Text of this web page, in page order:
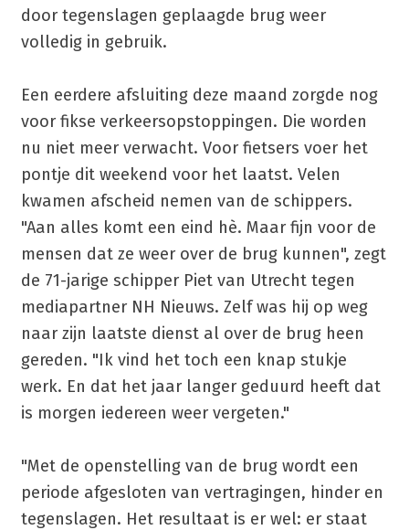
door tegenslagen geplaagde brug weer
volledig in gebruik.
Een eerdere afsluiting deze maand zorgde nog
voor fikse verkeersopstoppingen. Die worden
nu niet meer verwacht. Voor fietsers voer het
pontje dit weekend voor het laatst. Velen
kwamen afscheid nemen van de schippers.
"Aan alles komt een eind hè. Maar fijn voor de
mensen dat ze weer over de brug kunnen", zegt
de 71-jarige schipper Piet van Utrecht tegen
mediapartner NH Nieuws. Zelf was hij op weg
naar zijn laatste dienst al over de brug heen
gereden. "Ik vind het toch een knap stukje
werk. En dat het jaar langer geduurd heeft dat
is morgen iedereen weer vergeten."
"Met de openstelling van de brug wordt een
periode afgesloten van vertragingen, hinder en
tegenslagen. Het resultaat is er wel: er staat